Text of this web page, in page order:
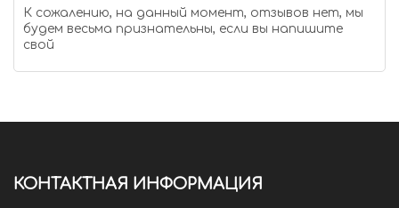
К сожалению, на данный момент, отзывов нет, мы
будем весьма признательны, если вы напишите
свой
КОНТАКТНАЯ ИНФОРМАЦИЯ